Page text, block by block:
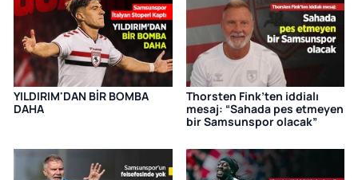
YILDIRIM'DAN BİR BOMBA
DAHA
Thorsten Fink’ten iddialı
mesaj: “Sahada pes etmeyen
bir Samsunspor olacak”